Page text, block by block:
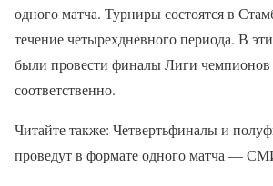
одного матча. Турниры состоятся в
течение четырехдневного периода. В
были провести финалы Лиги
соответственно.
Читайте также: Четвертьфиналы и
проведут в формате одного матча —